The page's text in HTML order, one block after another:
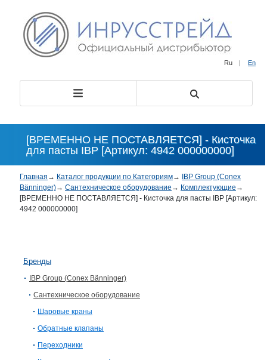
Ru | En
[ВРЕМЕННО НЕ ПОСТАВЛЯЕТСЯ] - Кисточка
для пасты IBP [Артикул: 4942 000000000]
Главная → Каталог продукции по Категориям→
IBP Group (Conex
Bänninger)→ Сантехническое оборудование → Комплектующие →
[ВРЕМЕННО НЕ ПОСТАВЛЯЕТСЯ] - Кисточка для пасты IBP [Артикул:
4942 000000000]
Бренды
IBP Group (Conex Bänninger)
Сантехническое оборудование
Шаровые краны
Обратные клапаны
Переходники